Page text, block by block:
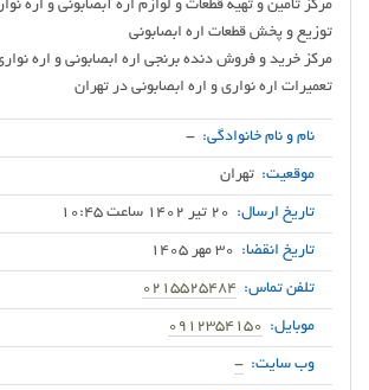
تعمیرات اره نواری و اره ابصابونی در تهران
نام و نام خانوادگی: -
موقعیت: تهران
تاریخ ارسال: 20 تیر 1402 ساعت 10:45
تاریخ انقضا: 30 مهر 1405
تلفن تماس: 0215525484
موبایل: 0912354150
وب سایت: -